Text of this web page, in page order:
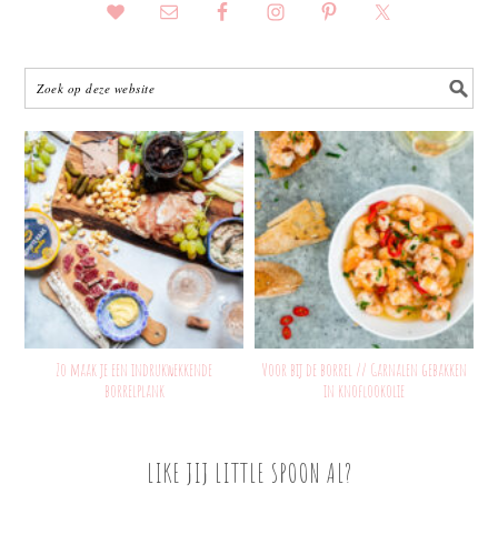
Zo maak je een indrukwekkende
borrelplank
Voor bij de borrel // Garnalen gebakken
in knoflookolie
LIKE JIJ LITTLE SPOON AL?